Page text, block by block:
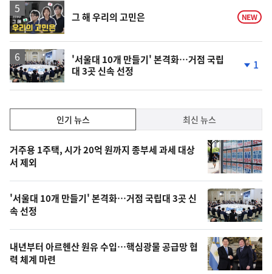
영
상
그 해 우리의 고민은 NEW
'서울대 10개 만들기' 본격화…거점 국립
대 3곳 신속 선정
하
락
1
기,
최
신,
오
늘
의
영
상
인기 뉴스 최신 뉴스
인
기
뉴
스
거주용 1주택, 시가 20억 원까지 종부세 과세 대상
서 제외
'서울대 10개 만들기' 본격화…거점 국립대 3곳 신
속 선정
내년부터 아르헨산 원유 수입…핵심광물 공급망 협
력 체계 마련